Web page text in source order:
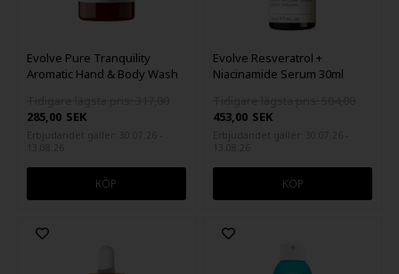
Evolve Pure Tranquility
Aromatic Hand & Body Wash
285,00 SEK
Evolve Resveratrol +
Niacinamide Serum 30ml
453,00 SEK